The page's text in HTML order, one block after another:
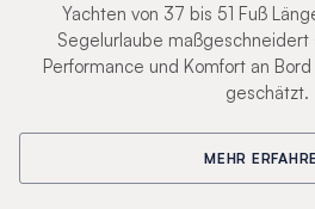
Yachten von 37 bis 51 Fuß
Segelurlaube maßgeschneidert
Performance und Komfort an
geschätzt.
MEHR